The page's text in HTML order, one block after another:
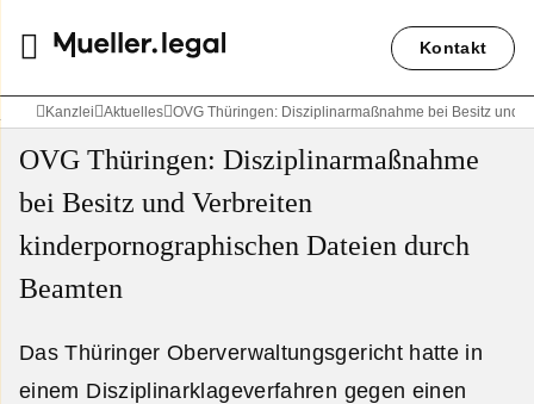
Kontakt
Kanzlei Aktuelles OVG Thüringen: Disziplinarmaßnahme bei Besitz und
OVG Thüringen: Disziplinarmaßnahme
bei Besitz und Verbreiten
kinderpornographischen Dateien durch
Beamten
Das Thüringer Oberverwaltungsgericht hatte in
einem Disziplinarklageverfahren gegen einen